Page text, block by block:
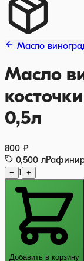
Масло
Масло
0,5л
800 ₽
0,500 л
− 1 +
Добавить в корзину